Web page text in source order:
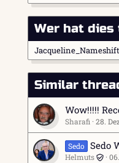
Wer hat dies
Jacqueline_Nameshift
Similar
Wow!!!!!
Sharafi 28.
Sedo Sedo
Helmuts